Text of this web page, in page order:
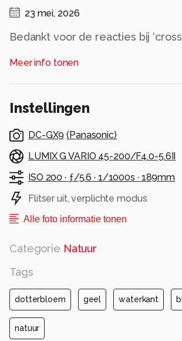
23 mei, 2026
Bedankt voor de reacties bij
Meer info tonen
Instellingen
DC-GX9 (Panasonic)
LUMIX G VARIO 45-200/F4.0-5.6II
ISO 200 · ƒ/5.6 · 1/1000s · 189mm
Flitser uit, verplichte modus
Alle foto informatie tonen
Categorie Natuur
Tags
dotterbloem geel waterkant
natuur